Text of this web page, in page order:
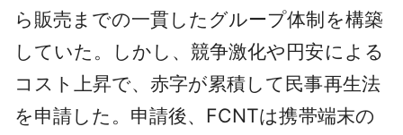
ら販売までの一貫したグループ体制を構築
していた。しかし、競争激化や円安による
コスト上昇で、赤字が累積して民事再生法
を申請した。申請後、FCNTは携帯端末の